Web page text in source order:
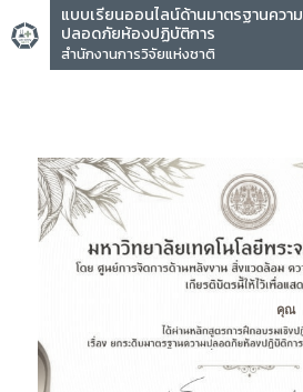
แบบเรียนออนไลน์ด้านมาตรฐานความ
ปลอดภัยห้องปฏิบัติการ
สำนักงานการวิจัยแห่งชาติ
คุณ